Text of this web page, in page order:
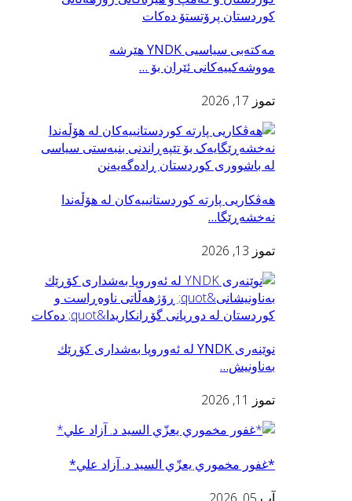
مەکتەبی سیاسیی YNDK هێرشە
مووشەکییەکانی ئێران بۆ …
تموز 17, 2026
هەڤکاریی پارتە کوردستانییەکان لە هۆڵەندا
نەخشەڕێگا…
تموز 13, 2026
نوێنه‌ری YNDK له ئه‌وروپا به‌شداری كۆڕێك
به‌ناونيش…
تموز 11, 2026
*غفور مخموري يعزّي السید د. آزاد علي*